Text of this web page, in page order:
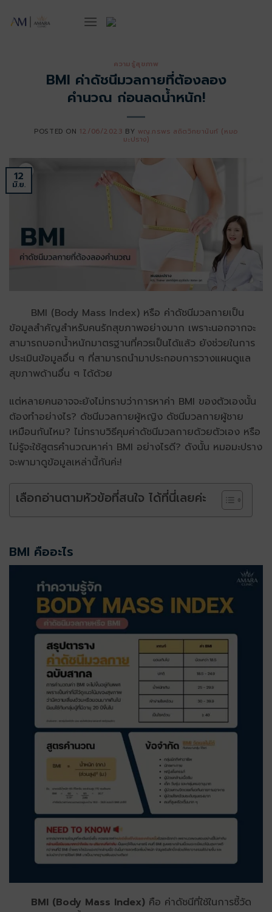
ความรู้สุขภาพ
BMI ค่าดัชนีมวลกายที่ต้องลอง
คำนวณ ก่อนลดน้ำหนัก!
POSTED ON 12/06/2023 BY พญ.กรพร สถิตวิทยานันท์ (หมอ
มะปราง)
12
มิ.ย.
BMI (Body Mass Index) หรือ ค่าดัชนีมวลกายเป็น
ข้อมูลสำคัญสำหรับคนรักสุขภาพอย่างมาก เพราะนอกจากจะ
สามารถบอกน้ำหนักมาตรฐานที่ควรเป็นได้แล้ว ยังช่วยในการ
ประเมินข้อมูลอื่น ๆ ที่สามารถนำมาประกอบการวางแผนดูแล
สุขภาพด้านอื่น ๆ ได้ด้วย
แต่หลายคนอาจจะยังไม่ทราบว่าการหาค่า BMI ของตัวเองนั้น
ต้องทำอย่างไร? ดัชนีมวลกายผู้หญิง ดัชนีมวลกายผู้ชาย
เหมือนกันไหม? ไม่ทราบวิธีคุมค่าดัชนีมวลกายด้วยตัวเอง หรือ
ไม่รู้จะใช้สูตรคำนวณหาค่า BMI อย่างไรดี? ดังนั้น หมอมะปราง
จะพามาดูข้อมูลเหล่านี้กันค่ะ!
เลือกอ่านตามหัวข้อที่สนใจ ได้ที่นี่เลยค่ะ
BMI คืออะไร
BMI (Body Mass Index) คือ ค่าดัชนีที่ใช้ในการชี้วัด